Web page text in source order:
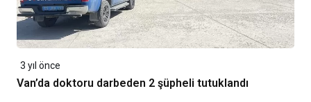
3 yıl önce
Van’da doktoru darbeden 2 şüpheli tutuklandı